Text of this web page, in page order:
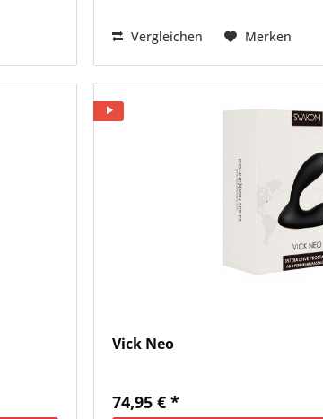
Vergleichen Merken
Vick Neo
74,95 € *